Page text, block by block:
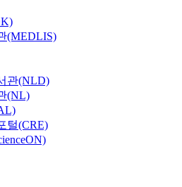
(MEDLIS)
관(NLD)
(NL)
털(CRE)